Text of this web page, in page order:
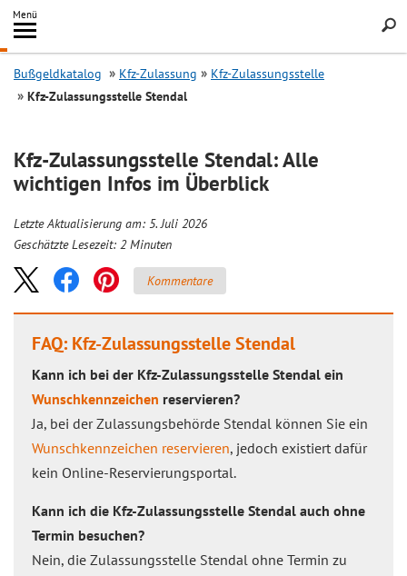
Inhalt
springen
Menü
Search
Bußgeldkatalog Kfz-Zulassung
Kfz-Zulassungsstelle
Kfz-Zulassungsstelle Stendal
Kfz-Zulassungsstelle Stendal: Alle
wichtigen Infos im Überblick
Letzte Aktualisierung am: 5. Juli 2026
Geschätzte Lesezeit: 2 Minuten
Kommentare
FAQ: Kfz-Zulassungsstelle Stendal
Kann ich bei der Kfz-Zulassungsstelle Stendal ein
Wunschkennzeichen reservieren?
Ja, bei der Zulassungsbehörde Stendal können Sie ein
Wunschkennzeichen reservieren, jedoch existiert dafür
kein Online-Reservierungsportal.
Kann ich die Kfz-Zulassungsstelle Stendal auch ohne
Termin besuchen?
Nein, die Zulassungsstelle Stendal ohne Termin zu